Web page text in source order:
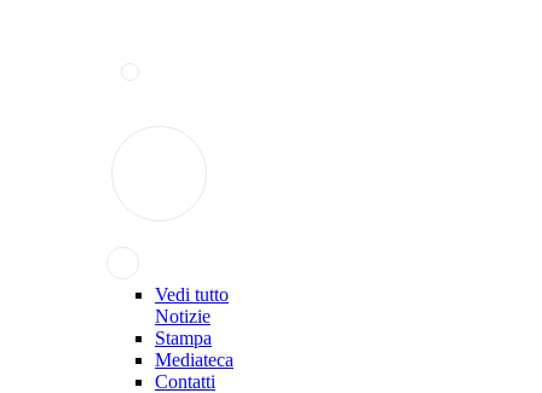
Vedi tutto
Notizie
Stampa
Mediateca
Contatti